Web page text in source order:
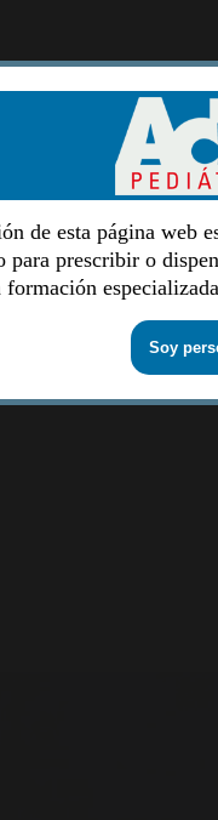
de esta página web
para prescribir o
formación
Soy